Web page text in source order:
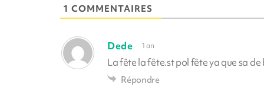
1 COMMENTAIRES
Dede 1 an
La fête la fête.st pol fête ya que sa de
Répondre